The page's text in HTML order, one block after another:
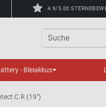
4.9/5.00
Suche
- Bleiakkus
C.R (19")